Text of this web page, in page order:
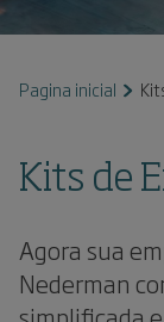
Pagina inicial
Kits de
Agora sua
Nederman